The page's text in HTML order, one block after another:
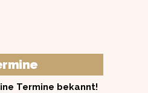
Termine bekannt!